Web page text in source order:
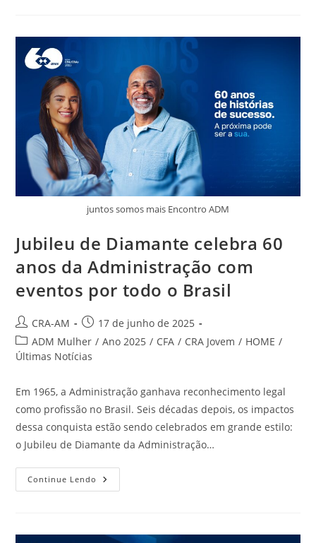
juntos somos mais Encontro ADM
Jubileu de Diamante celebra 60
anos da Administração com
eventos por todo o Brasil
CRA-AM
17 de junho de 2025
ADM Mulher / Ano 2025 / CFA / CRA Jovem / HOME /
Últimas Notícias
Em 1965, a Administração ganhava reconhecimento legal
como profissão no Brasil. Seis décadas depois, os impactos
dessa conquista estão sendo celebrados em grande estilo:
o Jubileu de Diamante da Administração…
Continue Lendo